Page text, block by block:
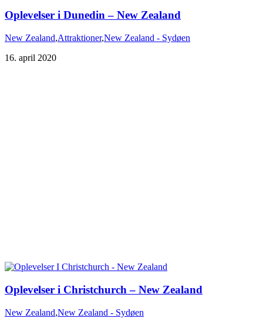
Oplevelser i Dunedin – New Zealand
New Zealand,Attraktioner,New Zealand - Sydøen
16. april 2020
Oplevelser i Christchurch – New Zealand
New Zealand,New Zealand - Sydøen